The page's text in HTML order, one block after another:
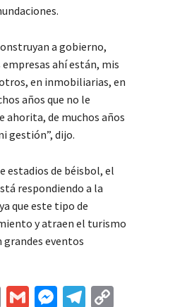
a gobierno,
empresas ahí están, mis
en inmobiliarias, en
años que no le
ahorita, de muchos años
gestión”, dijo.
estadios de béisbol, el
respondiendo a la
que este tipo de
y atraen el turismo
eventos
E
G
M Te